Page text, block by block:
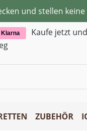
und stellen
Klarna
Kaufe jetzt
ZUBEHÖR